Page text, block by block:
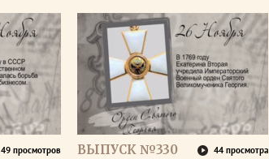
49 просмотров ВЫПУСК №330 44 просмотра